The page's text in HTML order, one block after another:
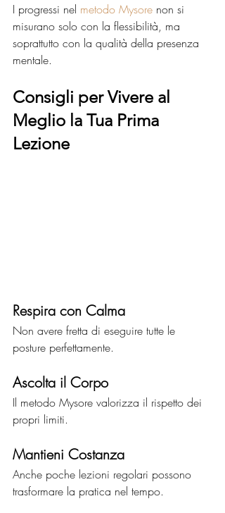
I progressi nel metodo Mysore non si
misurano solo con la flessibilità, ma
soprattutto con la qualità della presenza
mentale.
Consigli per Vivere al
Meglio la Tua Prima
Lezione
Respira con Calma
Non avere fretta di eseguire tutte le
posture perfettamente.
Ascolta il Corpo
Il metodo Mysore valorizza il rispetto dei
propri limiti.
Mantieni Costanza
Anche poche lezioni regolari possono
trasformare la pratica nel tempo.